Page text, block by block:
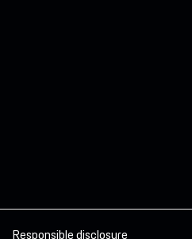
Responsible disclosure